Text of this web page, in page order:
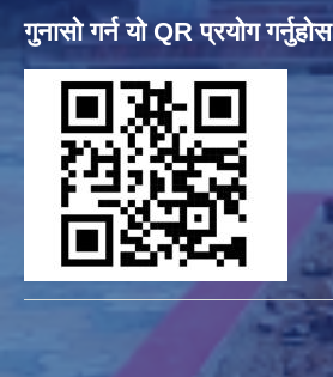
गुनासो गर्न यो QR प्रयोग गर्नुहोस